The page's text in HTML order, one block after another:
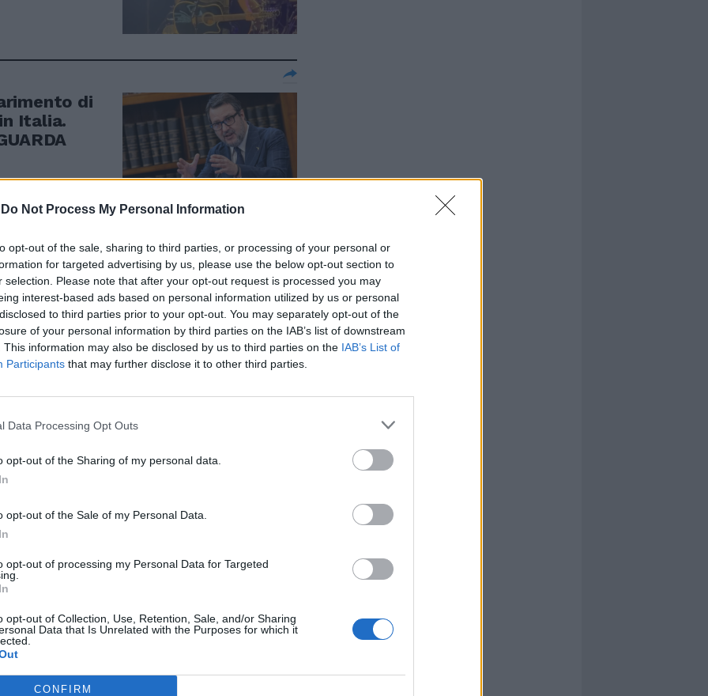
Do Not Process My Personal Information
opt-out of the sale, sharing to third parties, or processing of your personal or
for targeted advertising by us, please use the below opt-out section to
selection. Please note that after your opt-out request is processed you may
interest-based ads based on personal information utilized by us or personal
to third parties prior to your opt-out. You may separately opt-out of the
of your personal information by third parties on the IAB’s list of downstream
This information may also be disclosed by us to third parties on the IAB’s List of
Participants that may further disclose it to other third parties.
Data Processing Opt Outs
opt-out of the Sharing of my personal data.
opt-out of the Sale of my Personal Data.
opt-out of processing my Personal Data for Targeted
opt-out of Collection, Use, Retention, Sale, and/or Sharing
Data that Is Unrelated with the Purposes for which it
CONFIRM
di
Italia.
sinistra.
poliziotto
Ice
gli
con
gli Usa: